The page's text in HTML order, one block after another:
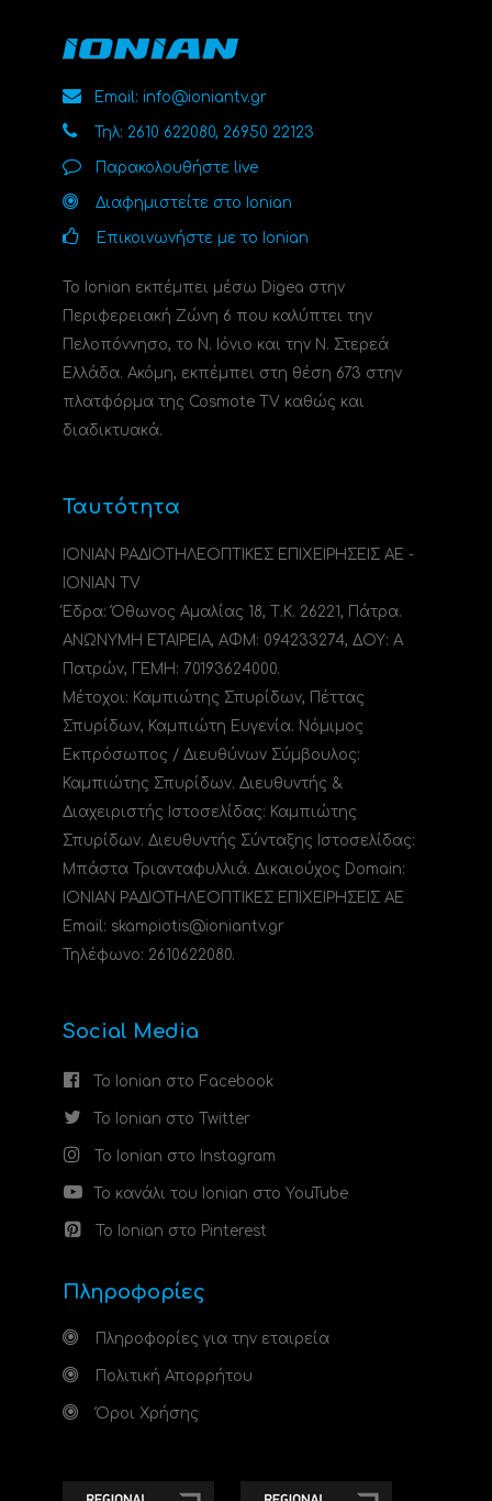
Email: info@ioniantv.gr
Τηλ: 2610 622080, 26950 22123
Παρακολουθήστε live
Διαφημιστείτε στο Ionian
Επικοινωνήστε με το Ionian
Το Ionian εκπέμπει μέσω Digea στην
Περιφερειακή Ζώνη 6 που καλύπτει την
Πελοπόννησο, το N. Ιόνιο και την Ν. Στερεά
Ελλάδα. Ακόμη, εκπέμπει στη θέση 673 στην
πλατφόρμα της Cosmote TV καθώς και
διαδικτυακά.
Ταυτότητα
ΙΟΝΙΑΝ ΡΑΔΙΟΤΗΛΕΟΠΤΙΚΕΣ ΕΠΙΧΕΙΡΗΣΕΙΣ ΑΕ -
IONIAN TV
Έδρα: Όθωνος Αμαλίας 18, Τ.Κ. 26221, Πάτρα.
ΑΝΩΝΥΜΗ ΕΤΑΙΡΕΙΑ, ΑΦΜ: 094233274, ΔΟΥ: A
Πατρών, ΓΕΜΗ: 70193624000.
Μέτοχοι: Καμπιώτης Σπυρίδων, Πέττας
Σπυρίδων, Καμπιώτη Ευγενία. Νόμιμος
Εκπρόσωπος / Διευθύνων Σύμβουλος:
Καμπιώτης Σπυρίδων. Διευθυντής &
Διαχειριστής Ιστοσελίδας: Καμπιώτης
Σπυρίδων. Διευθυντής Σύνταξης Ιστοσελίδας:
Μπάστα Τριανταφυλλιά. Δικαιούχος Domain:
ΙΟΝΙΑΝ ΡΑΔΙΟΤΗΛΕΟΠΤΙΚΕΣ ΕΠΙΧΕΙΡΗΣΕΙΣ ΑΕ
Email: skampiotis@ioniantv.gr
Τηλέφωνο: 2610622080.
Social Media
Το Ionian στο Facebook
Το Ionian στο Twitter
Το Ionian στο Instagram
Το κανάλι του Ionian στο YouTube
Το Ionian στο Pinterest
Πληροφορίες
Πληροφορίες για την εταιρεία
Πολιτική Απορρήτου
Όροι Χρήσης